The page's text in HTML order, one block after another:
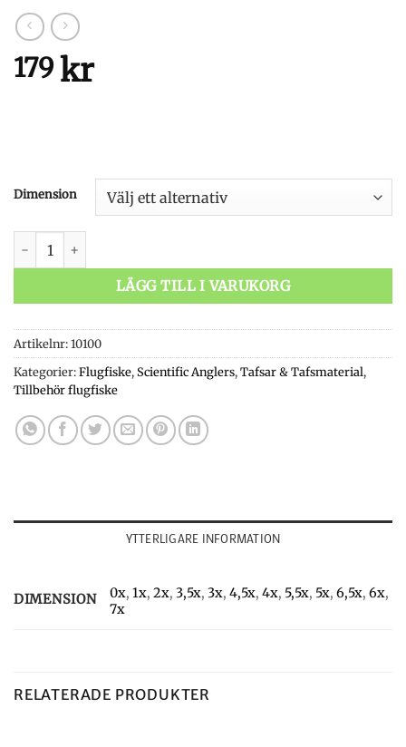
179kr
Dimension
LÄGG TILL I VARUKORG
Artikelnr:10100
Kategorier:Flugfiske,Scientific Anglers,Tafsar & Tafsmaterial,
Tillbehör flugfiske
YTTERLIGARE INFORMATION
DIMENSION 0x,1x,2x,3,5x,3x,4,5x,4x, 5,5x, 5x,6,5x,6x,
7x
RELATERADE PRODUKTER